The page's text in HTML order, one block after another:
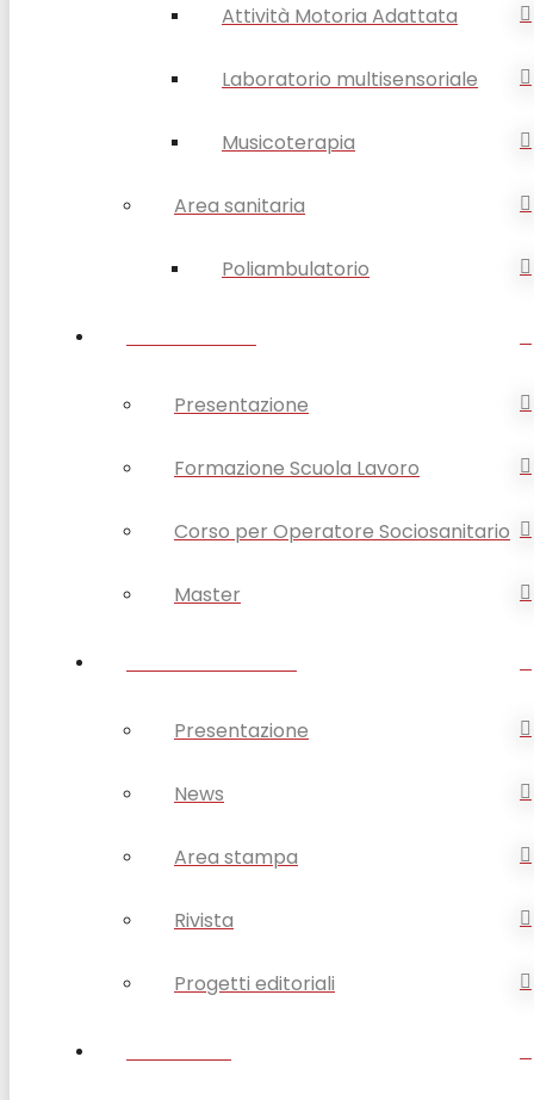
Attività Motoria Adattata
Laboratorio multisensoriale
Musicoterapia
Area sanitaria
Poliambulatorio
Presentazione
Formazione Scuola Lavoro
Corso per Operatore Sociosanitario
Master
Presentazione
News
Area stampa
Rivista
Progetti editoriali